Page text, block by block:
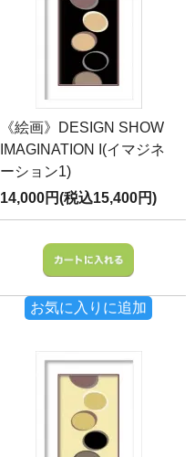
《絵画》DESIGN SHOW
IMAGINATION I(イマジネ
ーション1)
14,000円(税込15,400円)
お気に入りに追加